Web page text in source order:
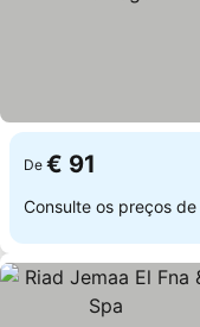
De € 91
Consulte os preços de